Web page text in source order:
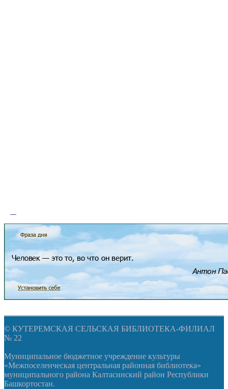
© КУТЕРЕМСКАЯ СЕЛЬСКАЯ БИБЛИОТЕКА-ФИЛИАЛ
№ 22
Муниципальное бюджетное учреждение культуры
«Межпоселенческая центральная районная библиотека»
муниципального района Калтасинский район Республики
Башкортостан.